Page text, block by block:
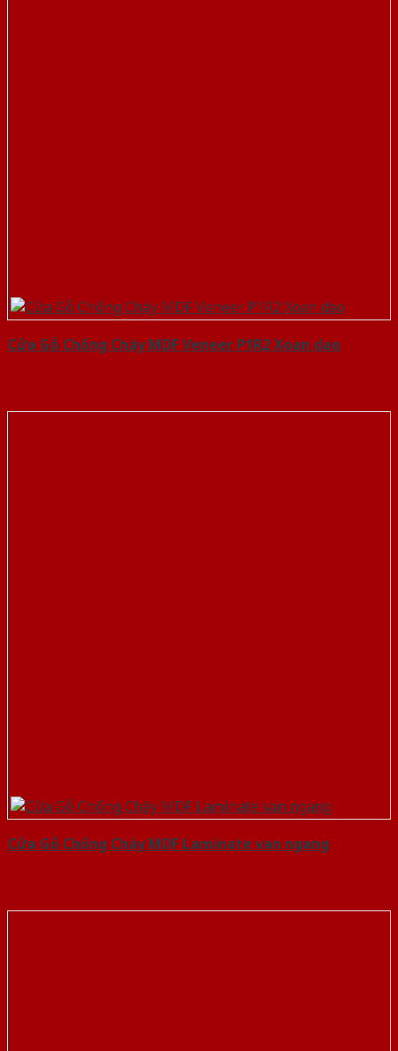
Cửa Gỗ Chống Cháy MDF Veneer P1R2 Xoan dao
Cửa Gỗ Chống Cháy MDF Laminate van ngang